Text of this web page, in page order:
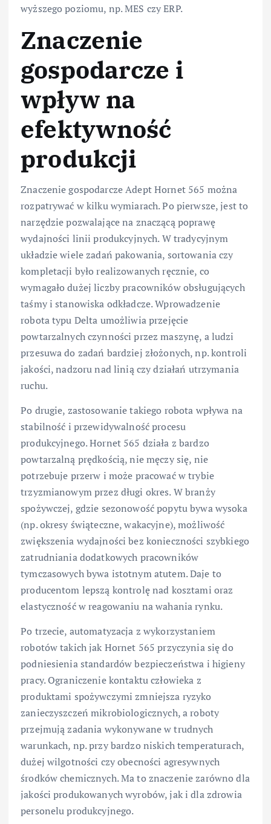
wyższego poziomu, np. MES czy ERP.
Znaczenie
gospodarcze i
wpływ na
efektywność
produkcji
Znaczenie gospodarcze Adept Hornet 565 można
rozpatrywać w kilku wymiarach. Po pierwsze, jest to
narzędzie pozwalające na znaczącą poprawę
wydajności linii produkcyjnych. W tradycyjnym
układzie wiele zadań pakowania, sortowania czy
kompletacji było realizowanych ręcznie, co
wymagało dużej liczby pracowników obsługujących
taśmy i stanowiska odkładcze. Wprowadzenie
robota typu Delta umożliwia przejęcie
powtarzalnych czynności przez maszynę, a ludzi
przesuwa do zadań bardziej złożonych, np. kontroli
jakości, nadzoru nad linią czy działań utrzymania
ruchu.
Po drugie, zastosowanie takiego robota wpływa na
stabilność i przewidywalność procesu
produkcyjnego. Hornet 565 działa z bardzo
powtarzalną prędkością, nie męczy się, nie
potrzebuje przerw i może pracować w trybie
trzyzmianowym przez długi okres. W branży
spożywczej, gdzie sezonowość popytu bywa wysoka
(np. okresy świąteczne, wakacyjne), możliwość
zwiększenia wydajności bez konieczności szybkiego
zatrudniania dodatkowych pracowników
tymczasowych bywa istotnym atutem. Daje to
producentom lepszą kontrolę nad kosztami oraz
elastyczność w reagowaniu na wahania rynku.
Po trzecie, automatyzacja z wykorzystaniem
robotów takich jak Hornet 565 przyczynia się do
podniesienia standardów bezpieczeństwa i higieny
pracy. Ograniczenie kontaktu człowieka z
produktami spożywczymi zmniejsza ryzyko
zanieczyszczeń mikrobiologicznych, a roboty
przejmują zadania wykonywane w trudnych
warunkach, np. przy bardzo niskich temperaturach,
dużej wilgotności czy obecności agresywnych
środków chemicznych. Ma to znaczenie zarówno dla
jakości produkowanych wyrobów, jak i dla zdrowia
personelu produkcyjnego.